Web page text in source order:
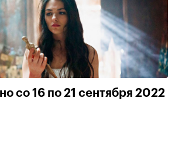
со 16 по 21 сентября 2022